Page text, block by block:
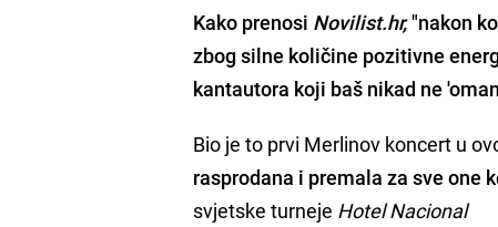
Kako prenosi Novilist.hr,"nakon
zbog silne količine pozitivne
kantautora koji baš nikad ne
Bio je to prvi Merlinov koncert u
rasprodana i premala za sve one
svjetske turneje Hotel Nacional